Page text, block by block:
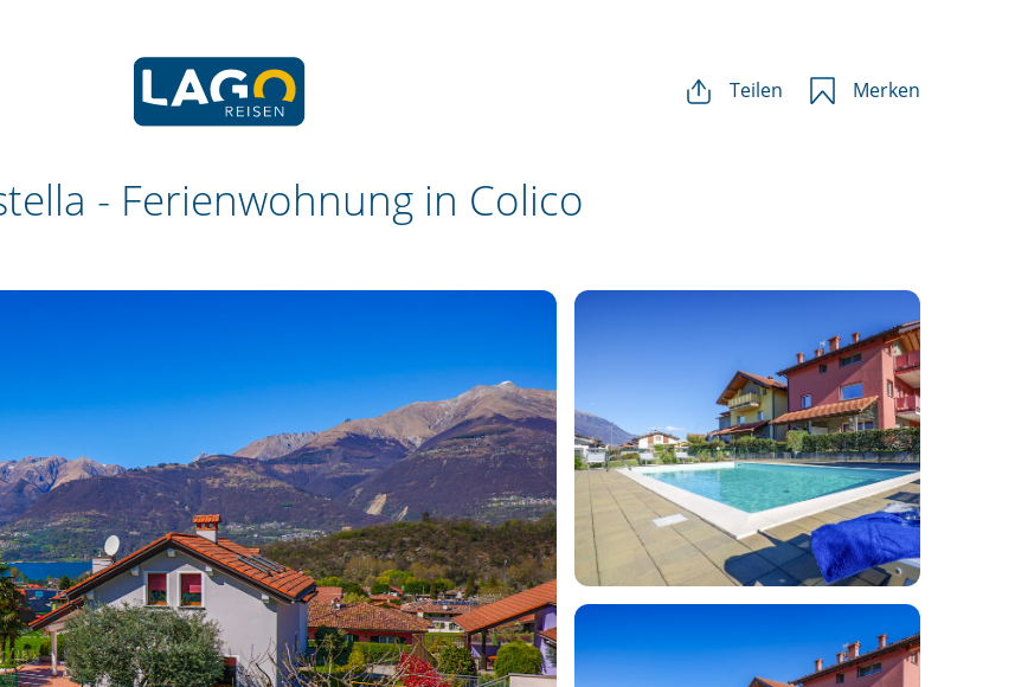
Teilen Merken
- Ferienwohnung in Colico